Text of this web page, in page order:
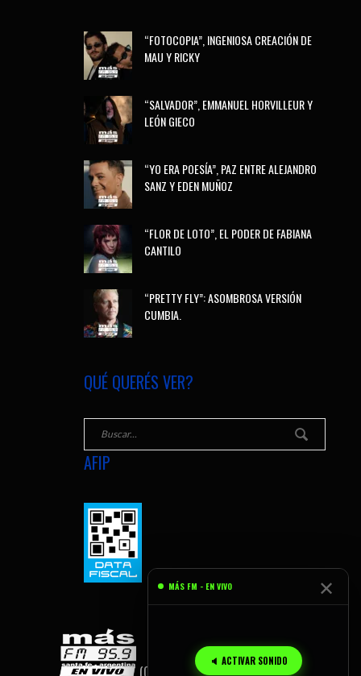
“FOTOCOPIA”, INGENIOSA CREACIÓN DE
MAU Y RICKY
“SALVADOR”, EMMANUEL HORVILLEUR Y
LEÓN GIECO
“YO ERA POESÍA”, PAZ ENTRE ALEJANDRO
SANZ Y EDEN MUÑOZ
“FLOR DE LOTO”, EL PODER DE FABIANA
CANTILO
“PRETTY FLY”: ASOMBROSA VERSIÓN
CUMBIA.
QUÉ QUERÉS VER?
AFIP
(C) 2026 MÁS FM, SANTA FE - AR
MÁS FM - EN VIVO ✕
🔈 ACTIVAR SONIDO